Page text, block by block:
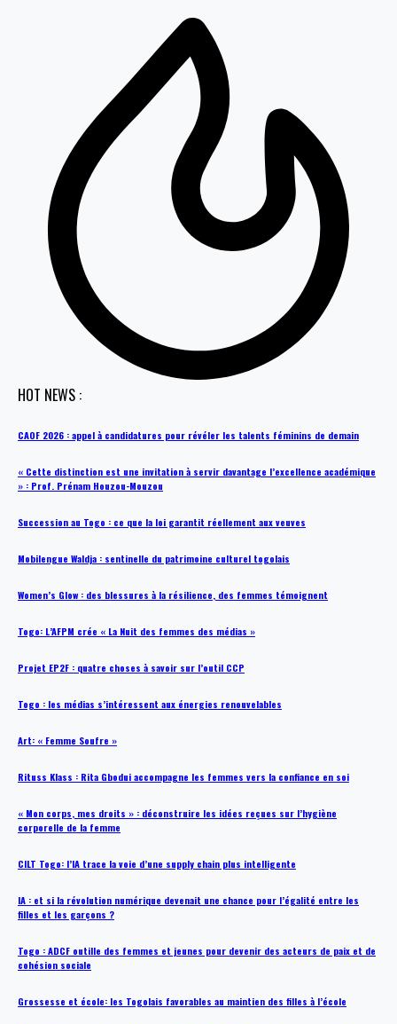
HOT NEWS :
CAOF 2026 : appel à candidatures pour révéler les talents féminins de demain
« Cette distinction est une invitation à servir davantage l’excellence académique
» : Prof. Prénam Houzou-Mouzou
Succession au Togo : ce que la loi garantit réellement aux veuves
Mobilengue Waldja : sentinelle du patrimoine culturel togolais
Women’s Glow : des blessures à la résilience, des femmes témoignent
Togo: L’AFPM crée « La Nuit des femmes des médias »
Projet EP2F : quatre choses à savoir sur l’outil CCP
Togo : les médias s’intéressent aux énergies renouvelables
Art: « Femme Soufre »
Rituss Klass : Rita Gbodui accompagne les femmes vers la confiance en soi
« Mon corps, mes droits » : déconstruire les idées reçues sur l’hygiène
corporelle de la femme
CILT Togo: l’IA trace la voie d’une supply chain plus intelligente
IA : et si la révolution numérique devenait une chance pour l’égalité entre les
filles et les garçons ?
Togo : ADCF outille des femmes et jeunes pour devenir des acteurs de paix et de
cohésion sociale
Grossesse et école: les Togolais favorables au maintien des filles à l’école